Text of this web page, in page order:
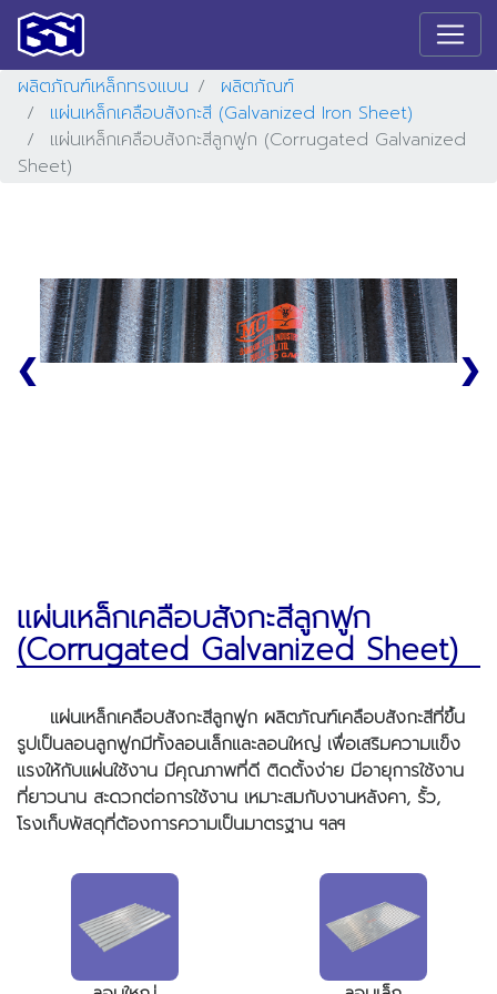
ผลิตภัณฑ์เหล็กทรงแบน
ผลิตภัณฑ์
แผ่นเหล็กเคลือบสังกะสี (Galvanized Iron Sheet)
แผ่นเหล็กเคลือบสังกะสีลูกฟูก (Corrugated Galvanized
Sheet)
❮ ❯
แผ่นเหล็กเคลือบสังกะสีลูกฟูก
(Corrugated Galvanized Sheet)
แผ่นเหล็กเคลือบสังกะสีลูกฟูก ผลิตภัณฑ์เคลือบสังกะสีที่ขึ้น
รูปเป็นลอนลูกฟูกมีทั้งลอนเล็กและลอนใหญ่ เพื่อเสริมความแข็ง
แรงให้กับแผ่นใช้งาน มีคุณภาพที่ดี ติดตั้งง่าย มีอายุการใช้งาน
ที่ยาวนาน สะดวกต่อการใช้งาน เหมาะสมกับงานหลังคา, รั้ว,
โรงเก็บพัสดุที่ต้องการความเป็นมาตรฐาน ฯลฯ